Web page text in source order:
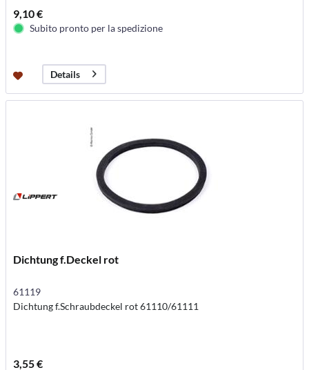
9,10 €
Subito pronto per la spedizione
Details
Dichtung f.Deckel rot
61119
Dichtung f.Schraubdeckel rot 61110/61111
3,55 €